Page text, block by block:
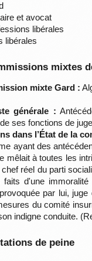
et avocat
libérales
libérales
mixtes
mixte Gard :
générale :
ses fonctions de
dans l’État de la
ayant des
mêlait à toutes les
réel du parti
d'une
par lui,
du comité
indigne conduite.
de peine